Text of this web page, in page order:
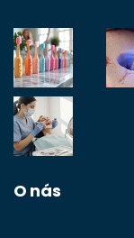
O nás